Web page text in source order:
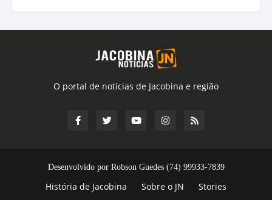
O portal de notícias de Jacobina e região
Desenvolvido por Robson Guedes (74) 99933-7839
História de Jacobina Sobre o JN Stories